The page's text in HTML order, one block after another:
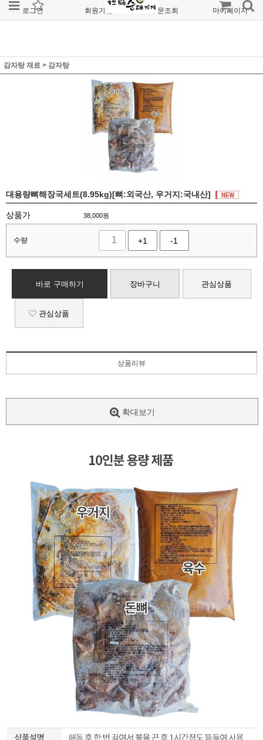
로그인 회원가입 주문조회 마이페이지
감자탕 재료 > 감자탕
대용량뼈해장국세트(8.95kg)[뼈:외국산, 우거지:국내산]
상품가 38,000원
수량 +1 -1
바로 구매하기 장바구니 관심상품
관심상품
상품리뷰
확대보기